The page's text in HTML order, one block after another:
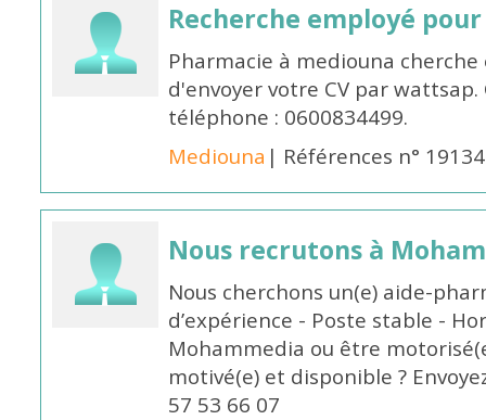
Recherche employé
Pharmacie à mediouna
d'envoyer votre CV par
téléphone : 0600834499.
Mediouna | Références n° 19134
Nous recrutons à
Nous cherchons un(e) aide-
d’expérience - Poste stable -
Mohammedia ou être
motivé(e) et disponible ?
57 53 66 07